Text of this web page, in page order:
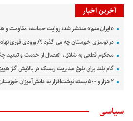
آخرین اخبار
«ایران منم» منتشر شد؛ روایت حماسه، مقاومت و
در نوسازی خوزستان چه می گذرد ؟/ ورودی فوری
محکوم قطعی به شلاق ، انفصال از خدمت و تبعید
گام بلند برای بلوغ مدیریت ریسک در پالایش گاز
۲ هزار و ۵۰۰ بسته نوشت‌افزار به دانش‌آموزان خوزستان رسید
سیاسی